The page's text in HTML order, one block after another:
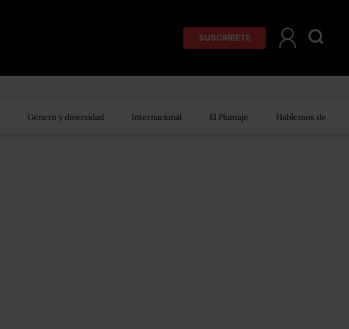
SUSCRÍBETE
Género y diversidad Internacional El Plumaje Hablemos de